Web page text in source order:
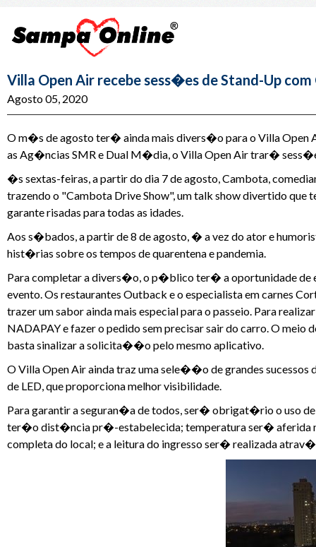
Villa Open Air recebe sess�es de Stand-Up
Agosto 05, 2020
O m�s de agosto ter� ainda mais divers�o para o Villa Open
as Ag�ncias SMR e Dual M�dia, o Villa Open Air trar�
�s sextas-feiras, a partir do dia 7 de agosto, Cambota,
trazendo o "Cambota Drive Show", um talk show divertido
garante risadas para todas as idades.
Aos s�bados, a partir de 8 de agosto, � a vez do ator e
hist�rias sobre os tempos de quarentena e pandemia.
Para completar a divers�o, o p�blico ter� a oportunidade de
evento. Os restaurantes Outback e o especialista em
trazer um sabor ainda mais especial para o passeio. Para
NADAPAY e fazer o pedido sem precisar sair do carro. O
basta sinalizar a solicita��o pelo mesmo aplicativo.
O Villa Open Air ainda traz uma sele��o de grandes sucessos
de LED, que proporciona melhor visibilidade.
Para garantir a seguran�a de todos, ser� obrigat�rio o uso
ter�o dist�ncia pr�-estabelecida; temperatura ser�
completa do local; e a leitura do ingresso ser� realizada